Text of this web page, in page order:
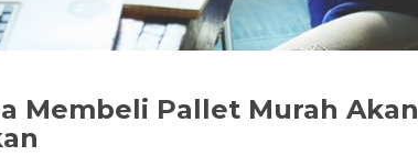
Membeli Pallet Murah Akan